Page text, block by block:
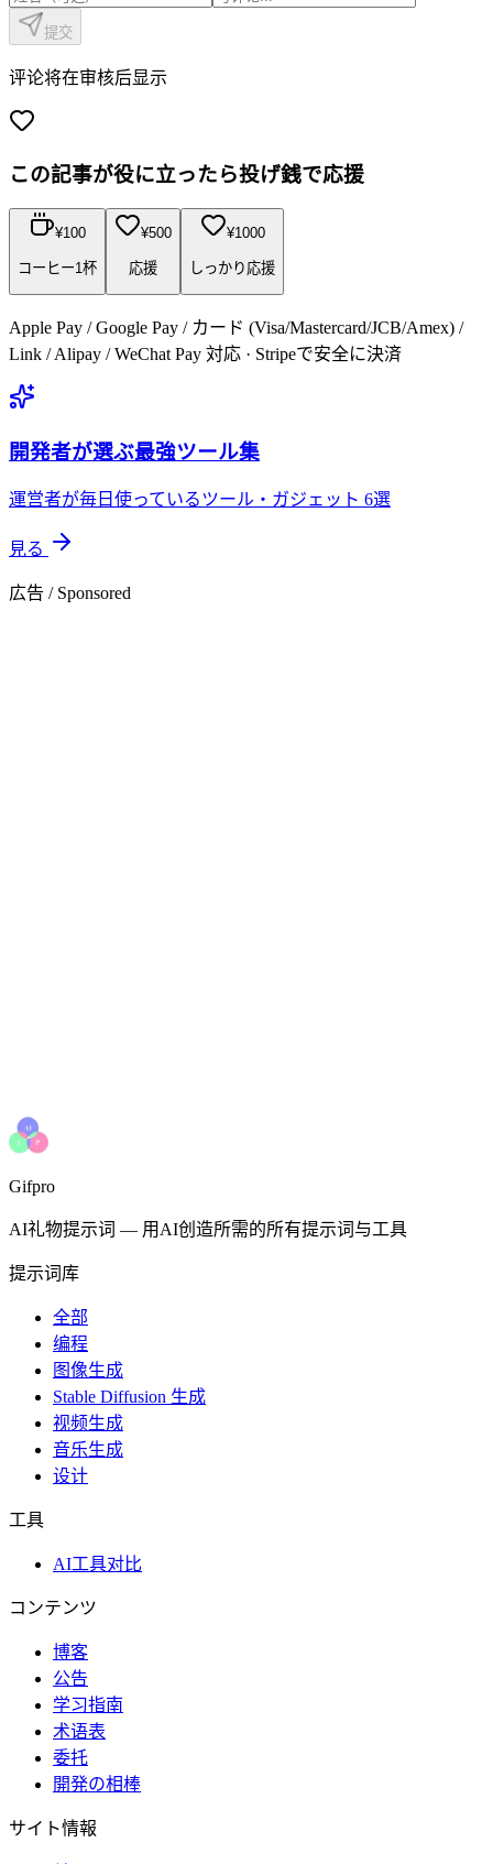
提交
评论将在审核后显示
この記事が役に立ったら投げ銭で応援
¥100
コーヒー1杯
¥500
応援
¥1000
しっかり応援
Apple Pay / Google Pay / カード (Visa/Mastercard/JCB/Amex) /
Link / Alipay / WeChat Pay 対応 · Stripeで安全に決済
開発者が選ぶ最強ツール集
運営者が毎日使っているツール・ガジェット 6選
見る
広告 / Sponsored
Gifpro
AI礼物提示词 — 用AI创造所需的所有提示词与工具
提示词库
全部
编程
图像生成
Stable Diffusion 生成
视频生成
音乐生成
设计
工具
AI工具对比
コンテンツ
博客
公告
学习指南
术语表
委托
開発の相棒
サイト情報